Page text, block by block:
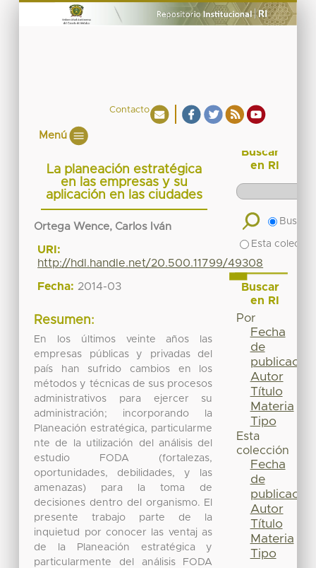
Contacto
Menú
La planeación estratégica
en las empresas y su
aplicación en las ciudades
Ortega Wence, Carlos Iván
URI:
http://hdl.handle.net/20.500.11799/49308
Fecha: 2014-03
Resumen:
En los últimos veinte años las
empresas públicas y privadas del
país han sufrido cambios en los
métodos y técnicas de sus procesos
administrativos para ejercer su
administración; incorporando la
Planeación estratégica, particularme
nte de la utilización del análisis del
estudio FODA (fortalezas,
oportunidades, debilidades, y las
amenazas) para la toma de
decisiones dentro del organismo. El
presente trabajo parte de la
inquietud por conocer las ventaj as
de la Planeación estratégica y
particularmente del análisis FODA
Buscar
en RI
Buscar
Esta
Buscar
en RI
Por
Fecha
de
publicación
Autor
Título
Materia
Tipo
Esta
colección
Fecha
de
publicación
Autor
Título
Materia
Tipo